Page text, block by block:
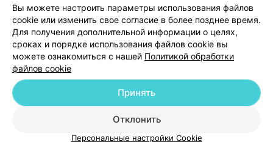
Написать в поддержку
Персональные настройки cookie
Обработка персональных данных
ВЫ ВЛАДЕЛЕЦ?
Вы можете настроить параметры использования файлов
cookie или изменить свое согласие в более позднее время.
Для получения дополнительной информации о целях,
сроках и порядке использования файлов cookie вы
можете ознакомиться с нашей Политикой обработки
файлов cookie
Отклонить
Принять
Персональные настройки Cookie